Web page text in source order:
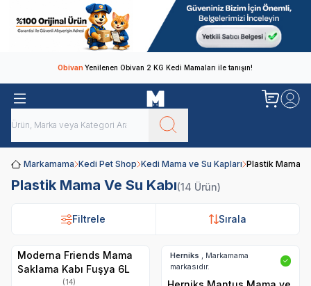
ObivanYenilenen Obivan 2 KG Kedi Mamaları ile tanışın!
Markamama Kedi Pet Shop Kedi Mama ve Su Kapları Plastik Mama
Plastik Mama Ve Su Kabı(14 Ürün)
Filtrele Sırala
Filtrele Sırala
Moderna Friends Mama
Saklama Kabı Fuşya 6L
(14)
Herniks
, Markamama
markasıdır.
✓